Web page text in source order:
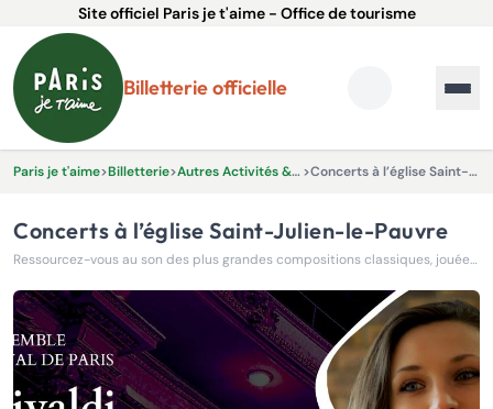
Site officiel Paris je t'aime - Office de tourisme
Billetterie officielle
Paris je t'aime>Billetterie> Autres Activités & Expériences > Concerts à l’église Saint-Julien-le-Pauvre
Concerts à l’église Saint-Julien-le-Pauvre
Ressourcez-vous au son des plus grandes compositions classiques, jouées par l’Ensemble Royal de Paris !